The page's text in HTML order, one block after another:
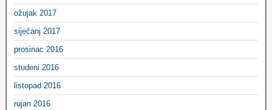
ožujak 2017
siječanj 2017
prosinac 2016
studeni 2016
listopad 2016
rujan 2016